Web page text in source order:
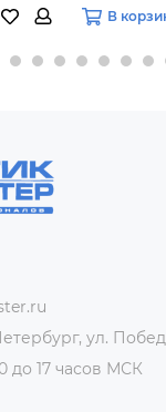
плоская 7
В
ул.
до 17 часов МСК